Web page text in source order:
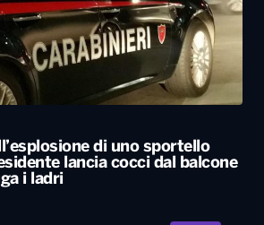
di uno sportello
lancia cocci dal balcone
i ladri